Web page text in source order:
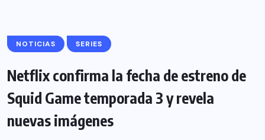
NOTICIAS SERIES
Netflix confirma la fecha de estreno de
Squid Game temporada 3 y revela
nuevas imágenes